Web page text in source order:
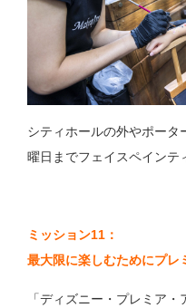
シティホールの外やポータ
曜日までフェイスペインテ
ミッション11：
最大限に楽しむためにプレ
「ディズニー・プレミア